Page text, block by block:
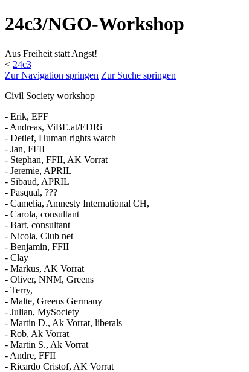
24c3/NGO-Workshop
Aus Freiheit statt Angst!
< 24c3
Zur Navigation springen Zur Suche springen
Civil Society workshop
- Erik, EFF
- Andreas, ViBE.at/EDRi
- Detlef, Human rights watch
- Jan, FFII
- Stephan, FFII, AK Vorrat
- Jeremie, APRIL
- Sibaud, APRIL
- Pasqual, ???
- Camelia, Amnesty International CH,
- Carola, consultant
- Bart, consultant
- Nicola, Club net
- Benjamin, FFII
- Clay
- Markus, AK Vorrat
- Oliver, NNM, Greens
- Terry,
- Malte, Greens Germany
- Julian, MySociety
- Martin D., Ak Vorrat, liberals
- Rob, Ak Vorrat
- Martin S., Ak Vorrat
- Andre, FFII
- Ricardo Cristof, AK Vorrat